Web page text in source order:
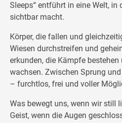
Sleeps“ entführt in eine Welt, in
sichtbar macht.
Körper, die fallen und
Wiesen durchstreifen und
erkunden, die Kämpfe
wachsen. Zwischen Sprung
– furchtlos, frei und voller
Was bewegt uns, wenn wir still
Geist, wenn die Augen